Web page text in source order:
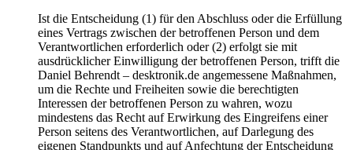
Ist die Entscheidung (1) für den Abschluss oder die Erfüllung
eines Vertrags zwischen der betroffenen Person und dem
Verantwortlichen erforderlich oder (2) erfolgt sie mit
ausdrücklicher Einwilligung der betroffenen Person, trifft die
Daniel Behrendt – desktronik.de angemessene Maßnahmen,
um die Rechte und Freiheiten sowie die berechtigten
Interessen der betroffenen Person zu wahren, wozu
mindestens das Recht auf Erwirkung des Eingreifens einer
Person seitens des Verantwortlichen, auf Darlegung des
eigenen Standpunkts und auf Anfechtung der Entscheidung